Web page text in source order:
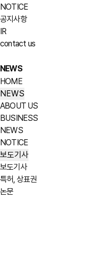
NOTICE
공지사항
IR
contact us
NEWS
HOME
NEWS
ABOUT US
BUSINESS
NEWS
NOTICE
보도기사
보도기사
특허, 상표권
논문